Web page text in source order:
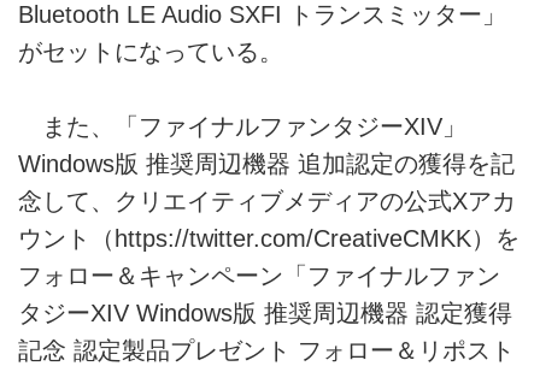
Bluetooth LE Audio SXFI トランスミッター」
がセットになっている。
また、「ファイナルファンタジーXIV」
Windows版 推奨周辺機器 追加認定の獲得を記
念して、クリエイティブメディアの公式Xアカ
ウント（ https://twitter.com/CreativeCMKK）を
フォロー＆キャンペーン「ファイナルファン
タジーXIV Windows版 推奨周辺機器 認定獲得
記念 認定製品プレゼント フォロー＆リポスト